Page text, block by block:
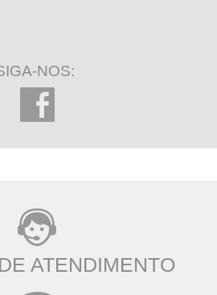
NOS:
ATENDIMENTO